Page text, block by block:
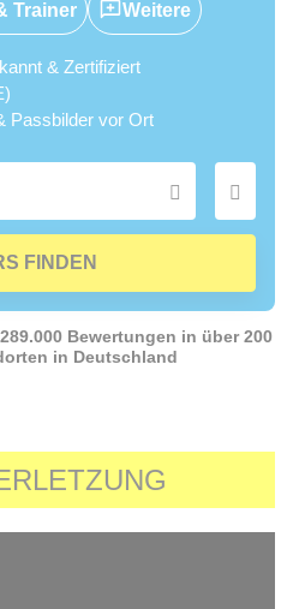
Trainer Weitere
& Zertifiziert
Passbilder vor Ort
FINDEN
Bewertungen in über 200
in Deutschland